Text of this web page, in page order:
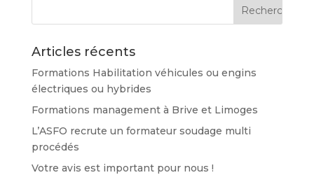
Articles récents
Formations Habilitation véhicules ou engins
électriques ou hybrides
Formations management à Brive et Limoges
L’ASFO recrute un formateur soudage multi
procédés
Votre avis est important pour nous !